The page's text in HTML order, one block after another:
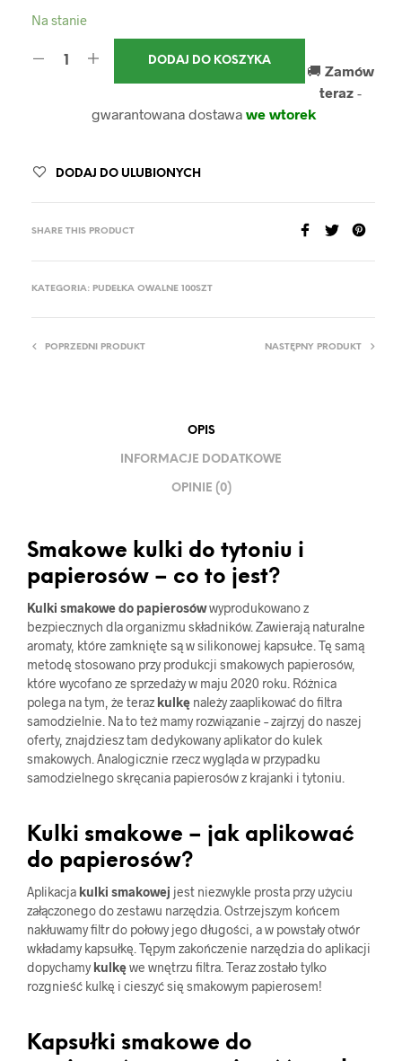
Na stanie
DODAJ DO KOSZYKA
🚚 Zamów
teraz-
gwarantowana dostawa we wtorek
DODAJ DO ULUBIONYCH
SHARE THIS PRODUCT
KATEGORIA: PUDEŁKA OWALNE 100SZT
POPRZEDNI PRODUKT NASTĘPNY PRODUKT
OPIS
INFORMACJE DODATKOWE
OPINIE (0)
Smakowe kulki do tytoniu i
papierosów – co to jest?
Kulki smakowe do papierosówwyprodukowano z
bezpiecznych dla organizmu składników. Zawierają naturalne
aromaty, które zamknięte są w silikonowej kapsułce. Tę samą
metodę stosowano przy produkcji smakowych papierosów,
które wycofano ze sprzedaży w maju 2020 roku. Różnica
polega na tym, że teraz kulkę należy zaaplikować do filtra
samodzielnie. Na to też mamy rozwiązanie – zajrzyj do naszej
oferty, znajdziesz tam dedykowany aplikator do kulek
smakowych. Analogicznie rzecz wygląda w przypadku
samodzielnego skręcania papierosów z krajanki i tytoniu.
Kulki smakowe – jak aplikować
do papierosów?
Aplikacja kulki smakowej jest niezwykle prosta przy użyciu
załączonego do zestawu narzędzia. Ostrzejszym końcem
nakłuwamy filtr do połowy jego długości, a w powstały otwór
wkładamy kapsułkę. Tępym zakończenie narzędzia do aplikacji
dopychamy kulkęwe wnętrzu filtra. Teraz zostało tylko
rozgnieść kulkę i cieszyć się smakowym papierosem!
Kapsułki smakowe do